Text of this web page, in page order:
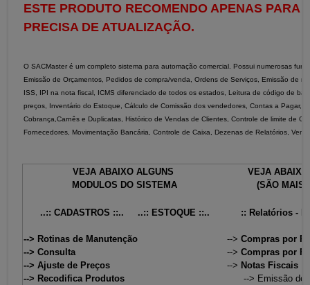
ESTE PRODUTO RECOMENDO APENAS PARA
PRECISA DE ATUALIZAÇÃO.
O SACMaster é um completo sistema para automação comercial. Possui numerosas
Emissão de Orçamentos, Pedidos de compra/venda, Ordens de Serviços, Emissão de
ISS, IPI na nota fiscal, ICMS diferenciado de todos os estados, Leitura de código de
preços, Inventário do Estoque, Cálculo de Comissão dos vendedores, Contas a Pagar,
Cobrança,Carnês e Duplicatas, Histórico de Vendas de Clientes, Controle de limite de
Fornecedores, Movimentação Bancária, Controle de Caixa, Dezenas de Relatórios,
VEJA ABAIXO ALGUNS
MODULOS DO SISTEMA
VEJA
(SÃO MAIS
..:: CADASTROS ::.. ..:: ESTOQUE ::..
--> Rotinas de Manutenção
--> Consulta
--> Ajuste de Preços
--> Recodifica Produtos
:: Relatórios -
--> Compras por
--> Compras por
--> Notas Fiscais
--> Emissão de